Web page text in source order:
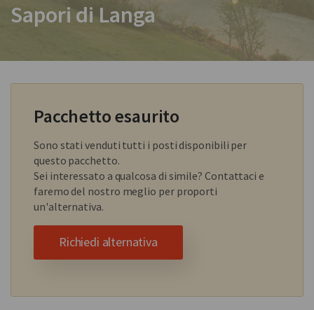
Sapori di Langa
Pacchetto esaurito
Sono stati venduti tutti i posti disponibili per
questo pacchetto.
Sei interessato a qualcosa di simile? Contattaci e
faremo del nostro meglio per proporti
un'alternativa.
Richiedi alternativa